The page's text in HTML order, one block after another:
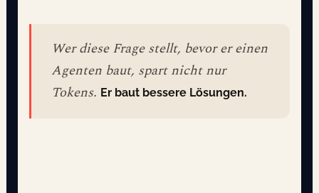
Wer diese Frage stellt, bevor er einen
Agenten baut, spart nicht nur
Tokens. Er baut bessere Lösungen.